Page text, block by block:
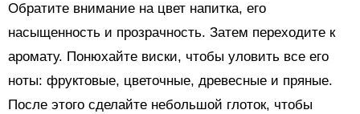
Обратите внимание на цвет напитка, его
насыщенность и прозрачность. Затем переходите к
аромату. Понюхайте виски, чтобы уловить все его
ноты: фруктовые, цветочные, древесные и пряные.
После этого сделайте небольшой глоток, чтобы